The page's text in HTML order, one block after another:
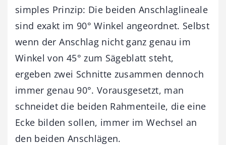
simples Prinzip: Die beiden Anschlaglineale
sind exakt im 90° Winkel angeordnet. Selbst
wenn der Anschlag nicht ganz genau im
Winkel von 45° zum Sägeblatt steht,
ergeben zwei Schnitte zusammen dennoch
immer genau 90°. Vorausgesetzt, man
schneidet die beiden Rahmenteile, die eine
Ecke bilden sollen, immer im Wechsel an
den beiden Anschlägen.